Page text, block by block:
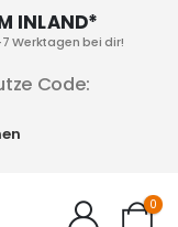
INLAND*
Werktagen bei dir!
Code:
0